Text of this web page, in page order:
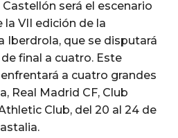
será el escenario
VII edición de la
Iberdrola, que se disputará
final a cuatro. Este
a cuatro grandes
Real Madrid CF, Club
Club, del 20 al 24 de